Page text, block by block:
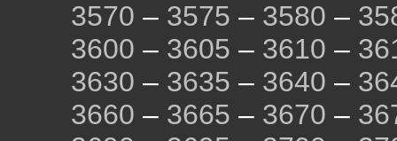
3570 – 3575 – 3580 –
3600 – 3605 – 3610 –
3630 – 3635 – 3640 –
3660 – 3665 – 3670 –